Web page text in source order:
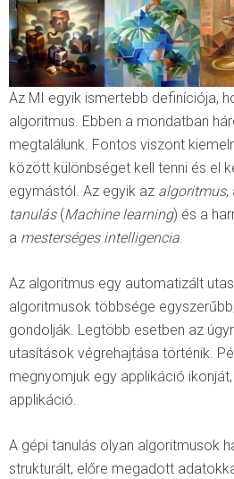
Az MI egyik ismertebb definíciója,
algoritmus. Ebben a mondatban
megtalálunk. Fontos viszont
között különbséget kell tenni és el
egymástól. Az egyik az algoritmus,
tanulás(Machine learning) és a
a mesterséges intelligencia.
Az algoritmus egy automatizált
algoritmusok többsége
gondolják. Legtöbb esetben az
utasítások végrehajtása történik.
megnyomjuk egy applikáció
applikáció.
A gépi tanulás olyan algoritmusok
strukturált, előre megadott